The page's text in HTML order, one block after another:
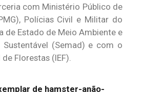
com Ministério Público de
Polícias Civil e Militar do
de Estado de Meio Ambiente e
Sustentável (Semad) e com o
Florestas (IEF).